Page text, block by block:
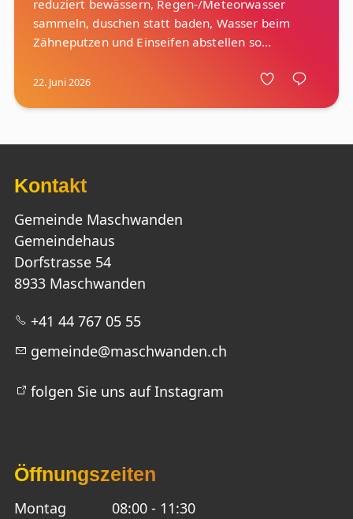
reduziert bewässern, Regen-/Meteorwasser
sammeln, duschen statt baden, Wasser beim
22. Juni 2026
Kontakt
Gemeinde Maschwanden
Gemeindehaus
Dorfstrasse 54
8933 Maschwanden
+41 44 767 05 55
g m nd m schw nd n ch
folgen Sie uns auf Instagram
Öffnungszeiten
Montag
08:00 - 11:30